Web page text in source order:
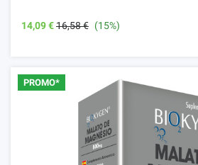
14,09 €16,58 € (15%)
PROMO*